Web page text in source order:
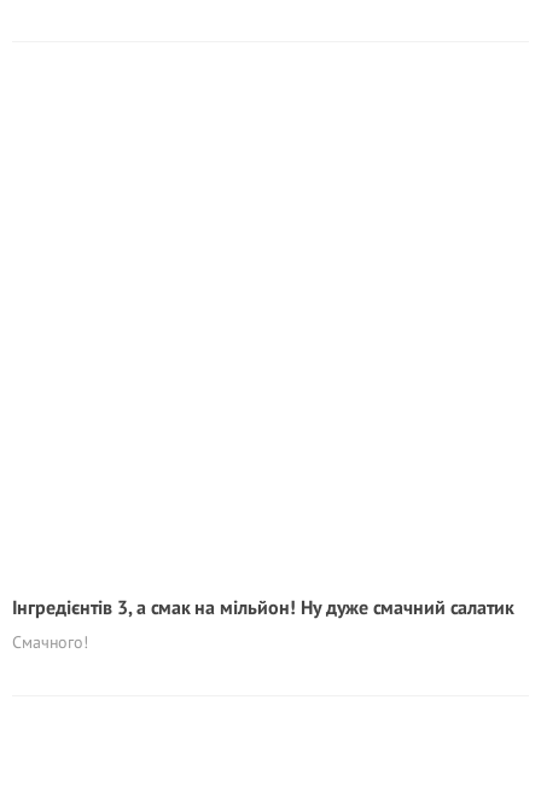
Інгредієнтів 3, а смак на мільйон! Ну дуже смачний салатик
Смачного!